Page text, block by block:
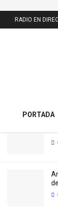
RADIO EN
PORTADA